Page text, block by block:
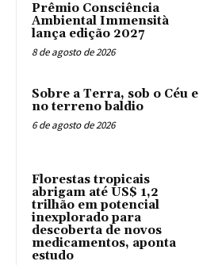
Prêmio Consciência
Ambiental Immensità
lança edição 2027
8 de agosto de 2026
Sobre a Terra, sob o Céu e
no terreno baldio
6 de agosto de 2026
Florestas tropicais
abrigam até US$ 1,2
trilhão em potencial
inexplorado para
descoberta de novos
medicamentos, aponta
estudo